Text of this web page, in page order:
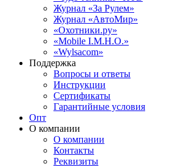
Журнал «За Рулем»
Журнал «АвтоМир»
«Охотники.ру»
«Mobile I.M.H.O.»
«Wylsacom»
Поддержка
Вопросы и ответы
Инструкции
Сертификаты
Гарантийные условия
Опт
О компании
О компании
Контакты
Реквизиты